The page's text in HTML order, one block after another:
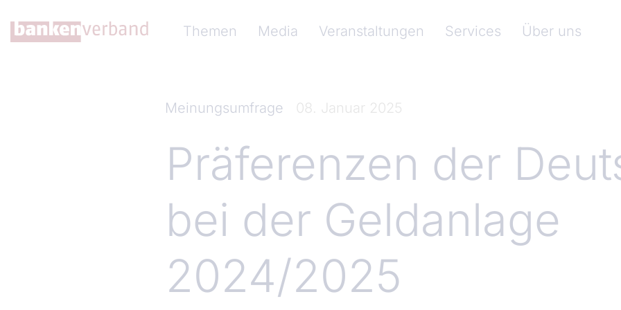
Themen
Media Veranstaltungen Services Über uns
Meinungsumfrage 08. Januar 2025
Präferenzen der
bei der Geldanlage
2024/2025